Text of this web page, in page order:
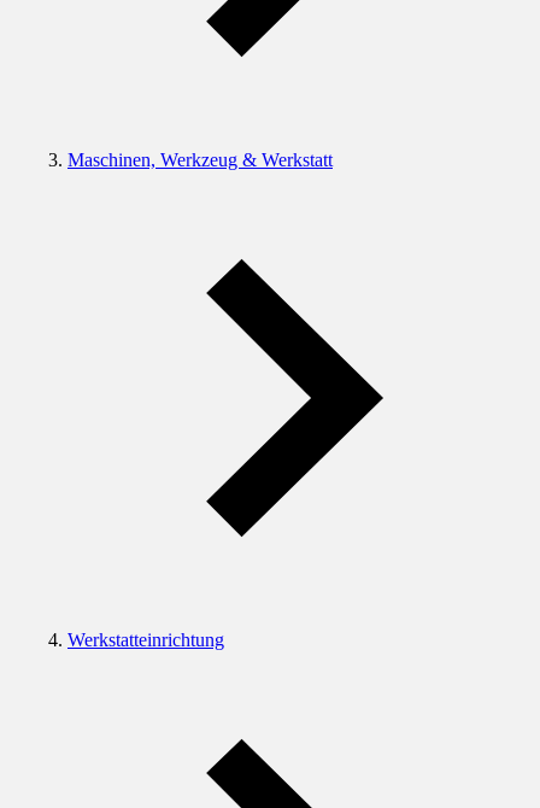
Maschinen, Werkzeug & Werkstatt
Werkstatteinrichtung